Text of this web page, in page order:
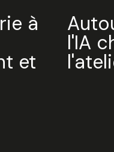
à
et
l'IA